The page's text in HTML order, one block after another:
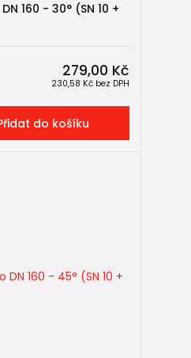
160 - 30° (SN 10 +
279,00 Kč
230,58 Kč bez DPH
do košíku